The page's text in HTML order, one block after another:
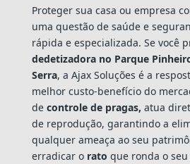
Proteger sua casa ou empresa
uma questão de saúde e
rápida e especializada. Se você
dedetizadora no Parque
Serra, a Ajax Soluções é a
melhor custo-benefício do
de controle de pragas, atua
de reprodução, garantindo a
qualquer ameaça ao seu
erradicar o rato que ronda o